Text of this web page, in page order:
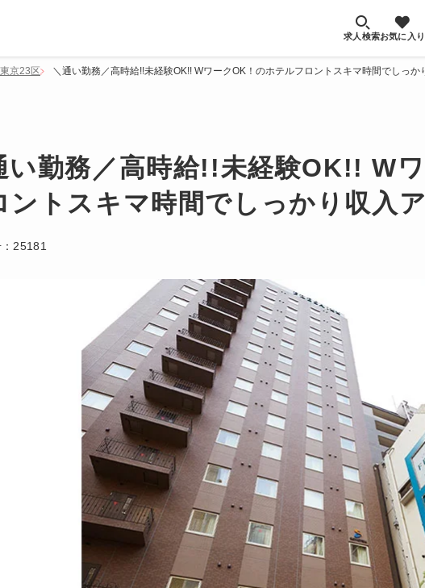
求人検索お気に入り
東京23区 ＼通い勤務／高時給!!未経験OK!! WワークOK！のホテルフロントスキマ時間でしっか
い勤務／高時給!!未経験OK!! W
ントスキマ時間でしっかり収入ア
25181